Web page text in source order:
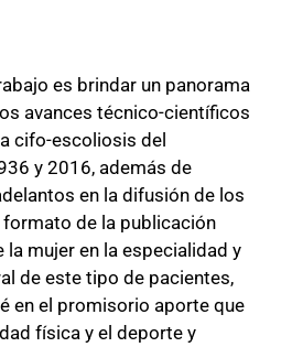
es brindar un panorama
avances técnico-científicos
cifo-escoliosis del
y 2016, además de
en la difusión de los
de la publicación
la mujer en la especialidad y
de este tipo de pacientes,
en el promisorio aporte que
física y el deporte y